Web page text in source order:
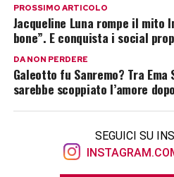
PROSSIMO ARTICOLO
Jacqueline Luna rompe il mito
bone”. E conquista i social
DA NON PERDERE
Galeotto fu Sanremo? Tra Ema
sarebbe scoppiato l’amore
SEGUICI SU